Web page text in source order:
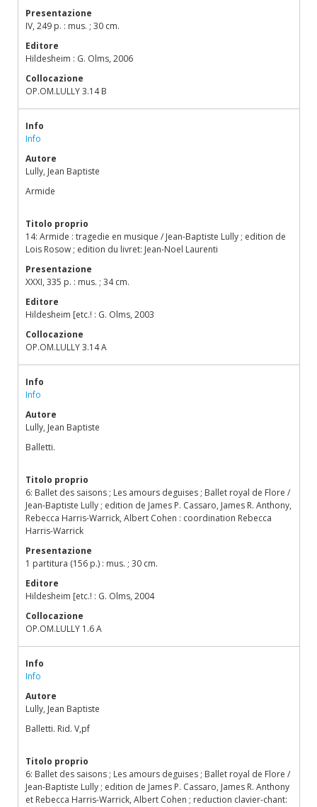
Presentazione
IV, 249 p. : mus. ; 30 cm.
Editore
Hildesheim : G. Olms, 2006
Collocazione
OP.OM.LULLY 3.14 B
Info
Info
Autore
Lully, Jean Baptiste
Armide
Titolo proprio
14: Armide : tragedie en musique / Jean-Baptiste Lully ; edition de
Lois Rosow ; edition du livret: Jean-Noel Laurenti
Presentazione
XXXI, 335 p. : mus. ; 34 cm.
Editore
Hildesheim [etc.! : G. Olms, 2003
Collocazione
OP.OM.LULLY 3.14 A
Info
Info
Autore
Lully, Jean Baptiste
Balletti.
Titolo proprio
6: Ballet des saisons ; Les amours deguises ; Ballet royal de Flore /
Jean-Baptiste Lully ; edition de James P. Cassaro, James R. Anthony,
Rebecca Harris-Warrick, Albert Cohen : coordination Rebecca
Harris-Warrick
Presentazione
1 partitura (156 p.) : mus. ; 30 cm.
Editore
Hildesheim [etc.! : G. Olms, 2004
Collocazione
OP.OM.LULLY 1.6 A
Info
Info
Autore
Lully, Jean Baptiste
Balletti. Rid. V,pf
Titolo proprio
6: Ballet des saisons ; Les amours deguises ; Ballet royal de Flore /
Jean-Baptiste Lully ; edition de James P. Cassaro, James R. Anthony
et Rebecca Harris-Warrick, Albert Cohen ; reduction clavier-chant: